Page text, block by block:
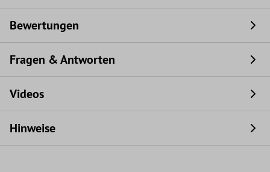
Bewertungen
Fragen & Antworten
Videos
Hinweise